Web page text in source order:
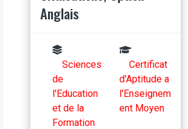
Anglais
Sciences
de
l'Education
et de la
Formation
Certificat
d'Aptitude a
l'Enseignem
ent Moyen